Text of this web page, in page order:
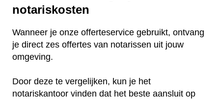
notariskosten
Wanneer je onze offerteservice gebruikt, ontvang
je direct zes offertes van notarissen uit jouw
omgeving.
Door deze te vergelijken, kun je het
notariskantoor vinden dat het beste aansluit op